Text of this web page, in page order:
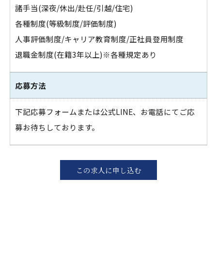
諸手当(深夜/休出/赴任/引越/住宅)
各種制度(等級制度/評価制度)
人事評価制度/キャリア教育制度/正社員登用制度
退職金制度(在籍3年以上)※各種規定あり
応募方法
下記応募フォームまたは公式LINE、お電話にてご応
募お待ちしております。
この求人に申し込む